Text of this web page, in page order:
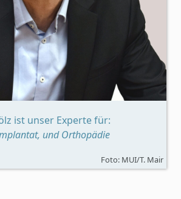
ist unser Experte für:
und Orthopädie
Foto: MUI/T. Mair